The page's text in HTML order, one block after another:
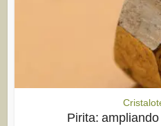
Pirita: